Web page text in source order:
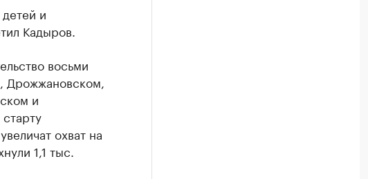
и
Кадыров.
восьми
Дрожжановском,
и
охват на
1,1 тыс.